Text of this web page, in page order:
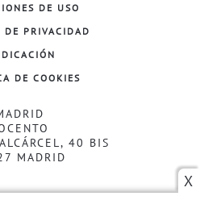
X
DE USO
DE PRIVACIDAD
DE COOKIES
40 BIS
MADRID